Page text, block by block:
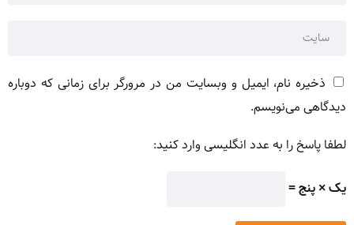
ذخیره نام، ایمیل و وبسایت من در مرورگر برای زمانی که دوباره
دیدگاهی می‌نویسم.
لطفا پاسخ را به عدد انگلیسی وارد کنید:
یک × پنج =